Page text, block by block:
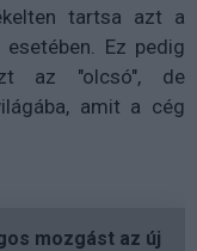
tartsa azt a
Ez pedig
az "olcsó", de
amit a cég
mozgást az új